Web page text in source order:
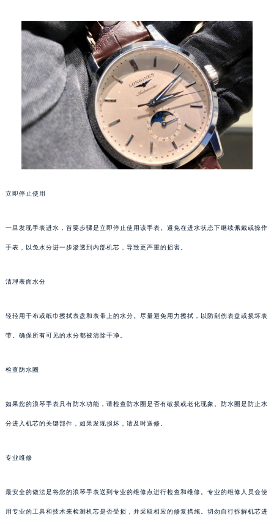
立即停止使用
一旦发现手表进水，首要步骤是立即停止使用该手表。避免在进水状态下继续佩戴或操作
手表，以免水分进一步渗透到内部机芯，导致更严重的损害。
清理表面水分
轻轻用干布或纸巾擦拭表盘和表带上的水分。尽量避免用力擦拭，以防刮伤表盘或损坏表
带。确保所有可见的水分都被清除干净。
检查防水圈
如果您的浪琴手表具有防水功能，请检查防水圈是否有破损或老化现象。防水圈是防止水
分进入机芯的关键部件，如果发现损坏，请及时送修。
专业维修
最安全的做法是将您的浪琴手表送到专业的维修点进行检查和维修。专业的维修人员会使
用专业的工具和技术来检测机芯是否受损，并采取相应的修复措施。切勿自行拆解机芯进